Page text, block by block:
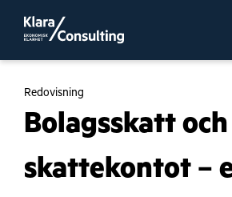
Redovisning
Bolagsskatt
skattekontot –